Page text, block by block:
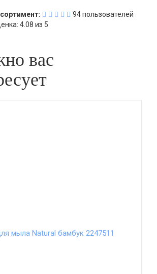
94пользователей
4.08 из 5
вас
мыла Natural бамбук 2247511